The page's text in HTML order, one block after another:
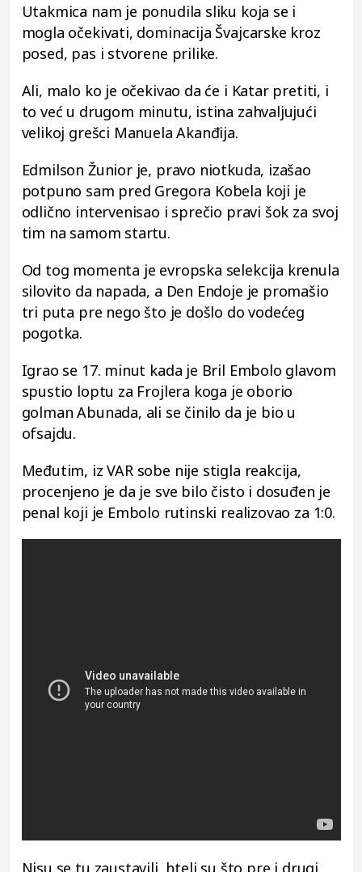
Utakmica nam je ponudila sliku koja se i
mogla očekivati, dominacija Švajcarske kroz
posed, pas i stvorene prilike.
Ali, malo ko je očekivao da će i Katar pretiti, i
to već u drugom minutu, istina zahvaljujući
velikoj grešci Manuela Akanđija.
Edmilson Žunior je, pravo niotkuda, izašao
potpuno sam pred Gregora Kobela koji je
odlično intervenisao i sprečio pravi šok za svoj
tim na samom startu.
Od tog momenta je evropska selekcija krenula
silovito da napada, a Den Endoje je promašio
tri puta pre nego što je došlo do vodećeg
pogotka.
Igrao se 17. minut kada je Bril Embolo glavom
spustio loptu za Frojlera koga je oborio
golman Abunada, ali se činilo da je bio u
ofsajdu.
Međutim, iz VAR sobe nije stigla reakcija,
procenjeno je da je sve bilo čisto i dosuđen je
penal koji je Embolo rutinski realizovao za 1:0.
Nisu se tu zaustavili, hteli su što pre i drugi